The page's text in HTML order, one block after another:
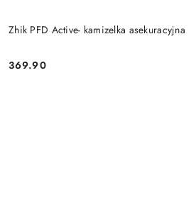
Zhik PFD Active- kamizelka asekuracyjna
Cena:
369.90